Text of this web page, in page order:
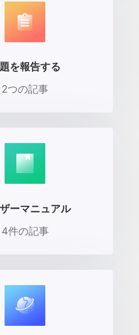
を報告する
2つの記事
ーマニュアル
4件の記事